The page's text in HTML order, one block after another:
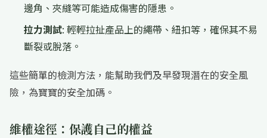
邊角、夾縫等可能造成傷害的隱患。
拉力測試: 輕輕拉扯產品上的繩帶、紐扣等，確保其不易
斷裂或脫落。
這些簡單的檢測方法，能幫助我們及早發現潛在的安全風
險，為寶寶的安全加碼。
維權途徑：保護自己的權益